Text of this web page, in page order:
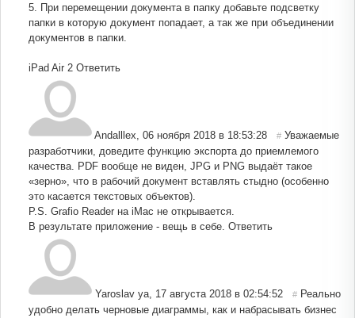
5. При перемещении документа в папку добавьте подсветку
папки в которую документ попадает, а так же при объединении
документов в папки.
iPad Air 2 Ответить
Andalllex, 06 ноября 2018 в 18:53:28 # Уважаемые
разработчики, доведите функцию экспорта до приемлемого
качества. PDF вообще не виден, JPG и PNG выдаёт такое
«зерно», что в рабочий документ вставлять стыдно (особенно
это касается текстовых объектов).
P.S. Grafio Reader на iMac не открывается.
В результате приложение - вещь в себе. Ответить
Yaroslav ya, 17 августа 2018 в 02:54:52 # Реально
удобно делать черновые диаграммы, как и набрасывать бизнес